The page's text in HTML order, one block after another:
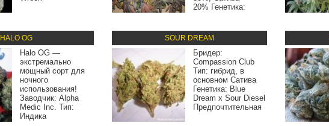
20% Генетика:
HALO OG
Halo OG —
экстремально
мощный сорт для
ночного
использования!
Заводчик: Alpha
Medic Inc. Тип:
Индика
SOUR DREAM
Бридер:
Compassion Club
Тип: гибрид, в
основном Сатива
Генетика: Blue
Dream х Sour Diesel
Предпочтительная